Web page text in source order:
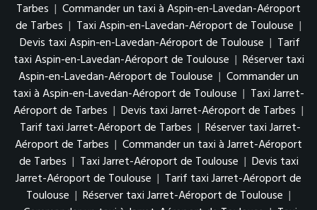
Tarbes | Commander un taxi à Aspin-en-Lavedan-Aéroport
de Tarbes | Taxi Aspin-en-Lavedan-Aéroport de Toulouse |
Devis taxi Aspin-en-Lavedan-Aéroport de Toulouse | Tarif
taxi Aspin-en-Lavedan-Aéroport de Toulouse | Réserver taxi
Aspin-en-Lavedan-Aéroport de Toulouse | Commander un
taxi à Aspin-en-Lavedan-Aéroport de Toulouse | Taxi Jarret-
Aéroport de Tarbes | Devis taxi Jarret-Aéroport de Tarbes |
Tarif taxi Jarret-Aéroport de Tarbes | Réserver taxi Jarret-
Aéroport de Tarbes | Commander un taxi à Jarret-Aéroport
de Tarbes | Taxi Jarret-Aéroport de Toulouse | Devis taxi
Jarret-Aéroport de Toulouse | Tarif taxi Jarret-Aéroport de
Toulouse | Réserver taxi Jarret-Aéroport de Toulouse |